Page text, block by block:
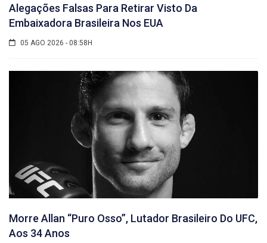
Alegações Falsas Para Retirar Visto Da
Embaixadora Brasileira Nos EUA
05 AGO 2026 - 08:58H
Morre Allan “Puro Osso”, Lutador Brasileiro Do UFC,
Aos 34 Anos